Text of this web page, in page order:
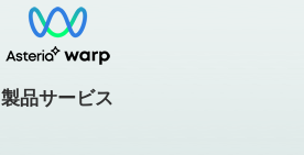
製品サービス